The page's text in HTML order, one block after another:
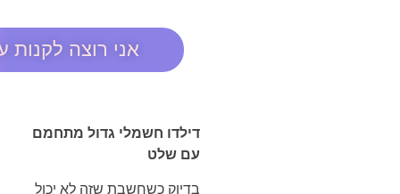
אני רוצה לקנות
דילדו חשמלי גדול מתחמם
עם שלט
בדיוק כשחשבת שזה לא יכול